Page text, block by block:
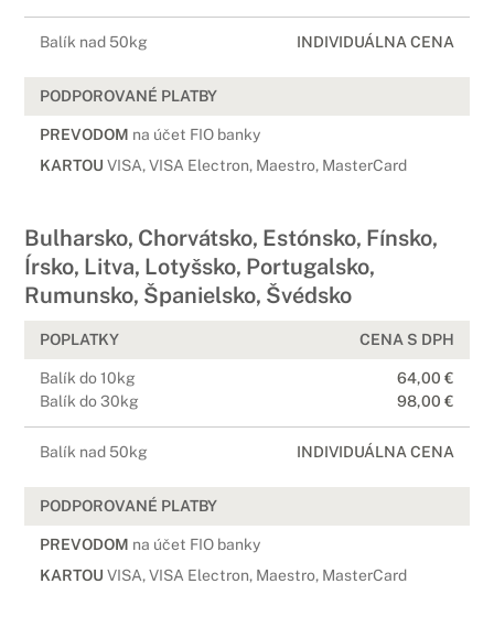
Balík nad 50kg INDIVIDUÁLNA CENA
PODPOROVANÉ PLATBY
PREVODOM na účet FIO banky
KARTOU VISA, VISA Electron, Maestro, MasterCard
Bulharsko, Chorvátsko, Estónsko, Fínsko,
Írsko, Litva, Lotyšsko, Portugalsko,
Rumunsko, Španielsko, Švédsko
POPLATKY
Balík do 10kg
Balík do 30kg
Balík nad 50kg
CENA S DPH
64,00 €
98,00 €
INDIVIDUÁLNA CENA
PODPOROVANÉ PLATBY
PREVODOM na účet FIO banky
KARTOU VISA, VISA Electron, Maestro, MasterCard